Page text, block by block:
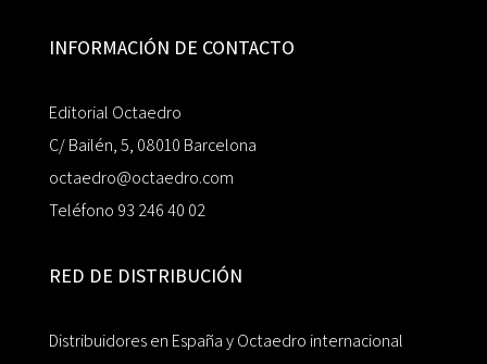
INFORMACIÓN DE CONTACTO
Editorial Octaedro
C/ Bailén, 5, 08010 Barcelona
octaedro@octaedro.com
Teléfono 93 246 40 02
RED DE DISTRIBUCIÓN
Distribuidores en España y Octaedro internacional